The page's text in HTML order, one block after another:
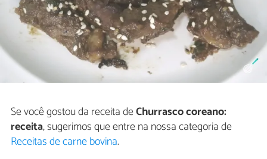
Se você gostou da receita deChurrasco coreano:
receita, sugerimos que entre na nossa categoria de
Receitas de carne bovina.